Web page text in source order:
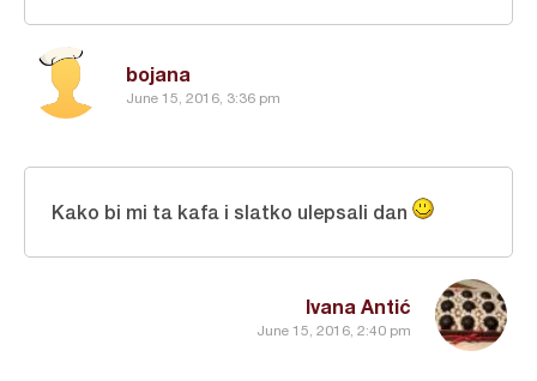
bojana
June 15, 2016, 3:36 pm
Ivana Antić
June 15, 2016, 2:40 pm
Kako bi mi ta kafa i slatko ulepsali dan